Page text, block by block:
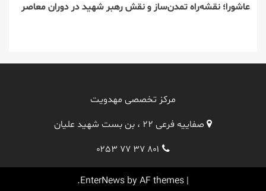
عاشورا؛ نقشه‌راه تمدن‌ساز و نقش رهبر شهید در دوران معاصر
مرکز تخصصی مهدویت
صفاییه فرعی ۲۲ ، بن بست شهید علیان
۰۲۵۳ ۷۷ ۳۷ ۸۰۱
|
EnterNews by AF themes.